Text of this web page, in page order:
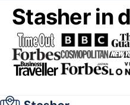
Stasher in